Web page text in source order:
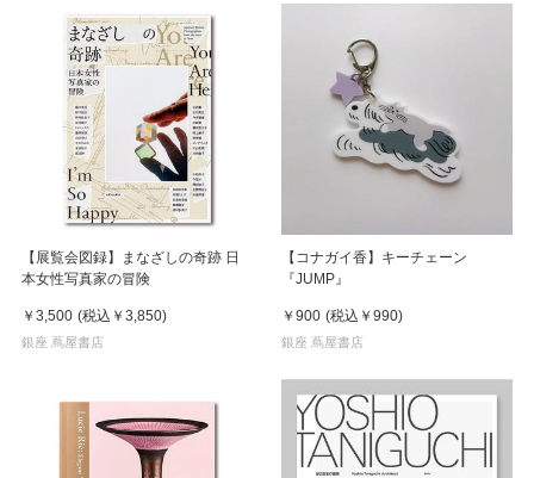
【展覧会図録】まなざしの奇跡 日
本女性写真家の冒険
￥3,500 (税込 ￥3,850)
銀座 蔦屋書店
【コナガイ香】キーチェーン
『JUMP』
￥900 (税込 ￥990)
銀座 蔦屋書店